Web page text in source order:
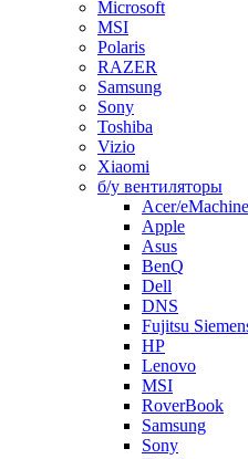
Microsoft
MSI
Polaris
RAZER
Samsung
Sony
Toshiba
Vizio
Xiaomi
б/у вентиляторы
Acer/
Apple
Asus
BenQ
Dell
DNS
Fujitsu
HP
Lenovo
MSI
RoverBook
Samsung
Sony